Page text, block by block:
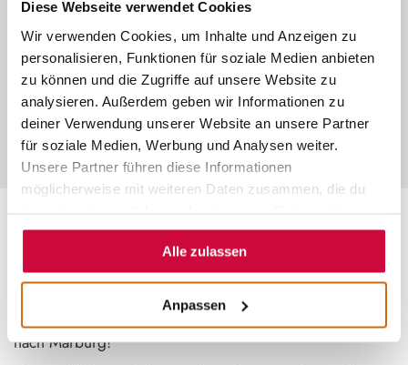
Diese Webseite verwendet Cookies
Wir verwenden Cookies, um Inhalte und Anzeigen zu
personalisieren, Funktionen für soziale Medien anbieten
zu können und die Zugriffe auf unsere Website zu
analysieren. Außerdem geben wir Informationen zu
deiner Verwendung unserer Website an unsere Partner
für soziale Medien, Werbung und Analysen weiter.
Unsere Partner führen diese Informationen
möglicherweise mit weiteren Daten zusammen, die du
Nutzung der Dienste gesammelt haben.
Alle zulassen
Anpassen
INDIVIDUELLE ERLEBNISSE
Plane dein Erlebnis ganz nach deinen
Wünschen – exklusiv für deine
Gruppe und zum Pauschalpreis.
DEIN LIEBLINGSERLEBNIS
Entdecke die Vielfalt Mittelhessens bei einem Ausflug
nach Marburg!